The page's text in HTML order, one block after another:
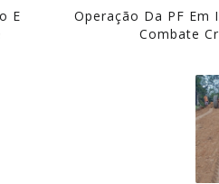
E
Operação Da PF Em
Combate